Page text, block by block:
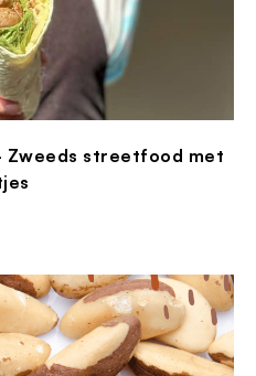
streetfood met